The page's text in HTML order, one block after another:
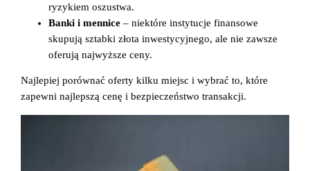
ryzykiem oszustwa.
Banki i mennice – niektóre instytucje finansowe
skupują sztabki złota inwestycyjnego, ale nie zawsze
oferują najwyższe ceny.
Najlepiej porównać oferty kilku miejsc i wybrać to, które
zapewni najlepszą cenę i bezpieczeństwo transakcji.